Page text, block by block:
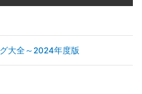
大全～2024年度版